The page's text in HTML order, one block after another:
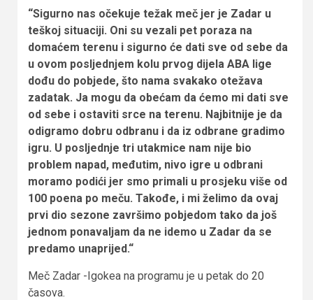
“Sigurno nas očekuje težak meč jer je Zadar u
teškoj situaciji. Oni su vezali pet poraza na
domaćem terenu i sigurno će dati sve od sebe da
u ovom posljednjem kolu prvog dijela ABA lige
dođu do pobjede, što nama svakako otežava
zadatak. Ja mogu da obećam da ćemo mi dati sve
od sebe i ostaviti srce na terenu. Najbitnije je da
odigramo dobru odbranu i da iz odbrane gradimo
igru. U posljednje tri utakmice nam nije bio
problem napad, međutim, nivo igre u odbrani
moramo podići jer smo primali u prosjeku više od
100 poena po meču. Takođe, i mi želimo da ovaj
prvi dio sezone završimo pobjedom tako da još
jednom ponavaljam da ne idemo u Zadar da se
predamo unaprijed.“
Meč Zadar -Igokea na programu je u petak do 20
časova.